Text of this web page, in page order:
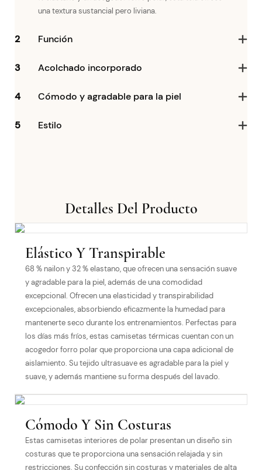
una textura sustancial pero liviana.
2 Función
3 Acolchado incorporado
4 Cómodo y agradable para la piel
5 Estilo
Detalles Del Producto
Elástico Y Transpirable
68 % nailon y 32 % elastano, que ofrecen una sensación suave
y agradable para la piel, además de una comodidad
excepcional. Ofrecen una elasticidad y transpirabilidad
excepcionales, absorbiendo eficazmente la humedad para
mantenerte seco durante los entrenamientos. Perfectas para
los días más fríos, estas camisetas térmicas cuentan con un
acogedor forro polar que proporciona una capa adicional de
aislamiento. Su tejido ultrasuave es agradable para la piel y
suave, y además mantiene su forma después del lavado.
Cómodo Y Sin Costuras
Estas camisetas interiores de polar presentan un diseño sin
costuras que te proporciona una sensación relajada y sin
restricciones. Su confección sin costuras y materiales de alta